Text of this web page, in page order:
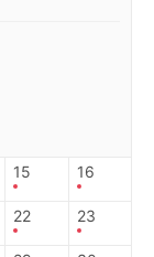
15 16
22 23